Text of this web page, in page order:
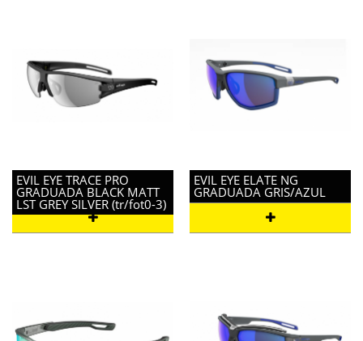
EVIL EYE TRACE PRO
GRADUADA BLACK MATT
LST GREY SILVER (tr/fot0-3)
EVIL EYE ELATE NG
GRADUADA GRIS/AZUL